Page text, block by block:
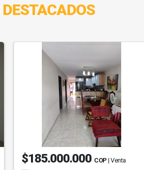
DESTACADOS
$185.000.000 COP | Venta